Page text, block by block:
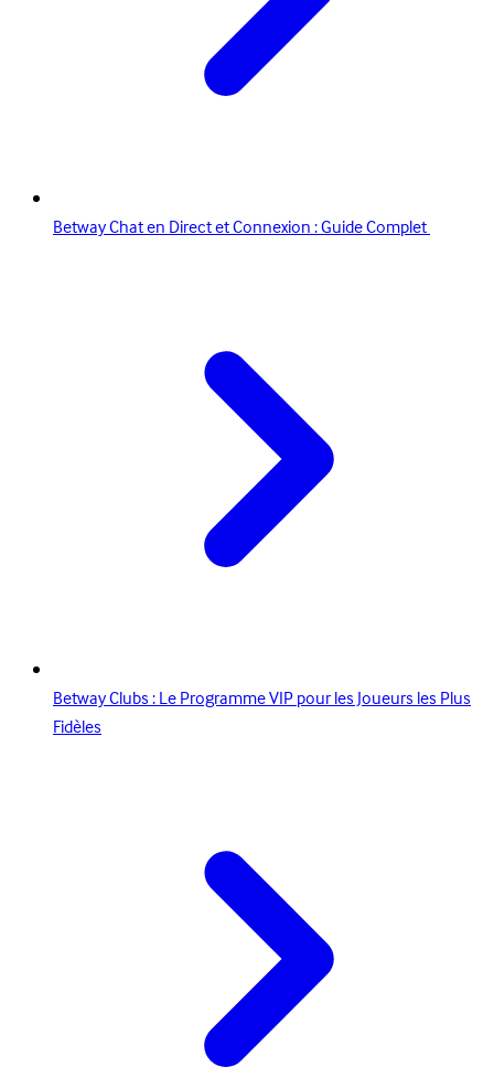
Betway Chat en Direct et Connexion : Guide Complet
Betway Clubs : Le Programme VIP pour les Joueurs les Plus
Fidèles